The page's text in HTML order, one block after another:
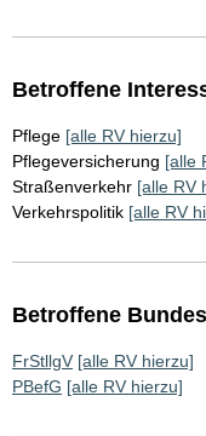
Betroffene
Pflege [alle RV hierzu]
Pflegeversicherung [alle
Straßenverkehr [alle RV
Verkehrspolitik [alle RV
Betroffene
FrStllgV [alle RV hierzu]
PBefG [alle RV hierzu]